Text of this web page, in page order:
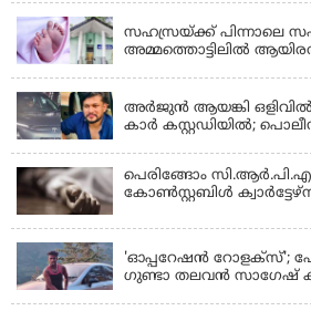
സഹസ്രയ്ക്ക് പിന്നാലെ
അമ്മത്തൊട്ടിലില്‍
അർജുൻ ആയങ്കി
കാർ കസ്റ്റഡിയിൽ;
പെരിങ്ങോം
കോൺസ്റ്റബിൾ
'ഓപ്പറേഷൻ റോളക്സ്';
ഗുണ്ടാ തലവൻ സാഗേഷ്